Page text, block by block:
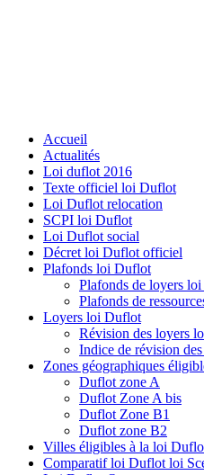
Accueil
Actualités
Loi duflot 2016
Texte officiel loi Duflot
Loi Duflot relocation
SCPI loi Duflot
Loi Duflot social
Décret loi Duflot officiel
Plafonds loi Duflot
Plafonds de loyers
Plafonds de
Loyers loi Duflot
Révision des loyers
Indice de révision
Zones géographiques
Duflot zone A
Duflot Zone A bis
Duflot Zone B1
Duflot zone B2
Villes éligibles à la loi
Comparatif loi Duflot loi